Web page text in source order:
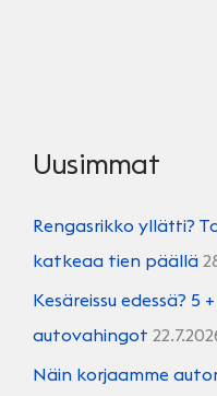
Uusimmat
Rengasrikko yllätti?
katkeaa tien päällä
Kesäreissu edessä?
autovahingot
Näin korjaamme